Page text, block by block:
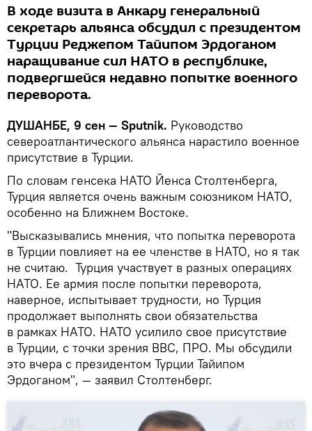
В ходе визита в Анкару генеральный
секретарь альянса обсудил с президентом
Турции Реджепом Тайипом Эрдоганом
наращивание сил НАТО в республике,
подвергшейся недавно попытке военного
переворота.
ДУШАНБЕ, 9 сен — Sputnik. Руководство
североатлантического альянса нарастило военное
присутствие в Турции.
По словам генсека НАТО Йенса Столтенберга,
Турция является очень важным союзником НАТО,
особенно на Ближнем Востоке.
"Высказывались мнения, что попытка переворота
в Турции повлияет на ее членстве в НАТО, но я так
не считаю. Турция участвует в разных операциях
НАТО. Ее армия после попытки переворота,
наверное, испытывает трудности, но Турция
продолжает выполнять свои обязательства
в рамках НАТО. НАТО усилило свое присутствие
в Турции, с точки зрения ВВС, ПРО. Мы обсудили
это вчера с президентом Турции Тайипом
Эрдоганом", — заявил Столтенберг.